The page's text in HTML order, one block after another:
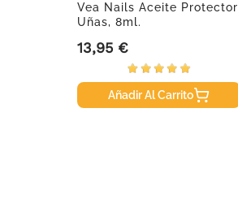
Vea Nails Aceite Protector
Uñas, 8ml.
Precio
13,95 €
Añadir Al Carrito